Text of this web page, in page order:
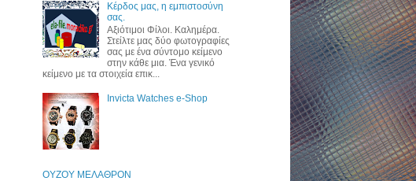
Κέρδος μας, η εμπιστοσύνη
σας.
Αξιότιμοι Φίλοι. Καλημέρα.
Στείλτε μας δύο φωτογραφίες
σας με ένα σύντομο κείμενο
στην κάθε μια. Ένα γενικό
κείμενο με τα στοιχεία επικ...
Invicta Watches e-Shop
ΟΥΖΟΥ ΜΕΛΑΘΡΟΝ